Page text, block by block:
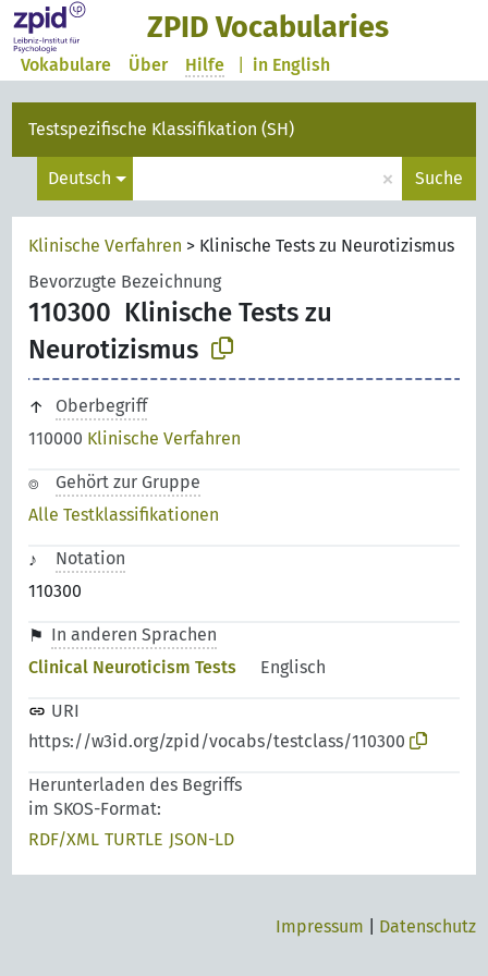
ZPID Vocabularies
in English
Vokabulare Über Hilfe
Testspezifische Klassifikation (SH)
Deutsch × Suche
Klinische Verfahren > Klinische Tests zu Neurotizismus
Bevorzugte Bezeichnung
110300 Klinische Tests zu
Neurotizismus
Oberbegriff
110000 Klinische Verfahren
Gehört zur Gruppe
Alle Testklassifikationen
Notation
110300
In anderen Sprachen
Clinical Neuroticism Tests
Englisch
URI
https://w3id.org/zpid/vocabs/testclass/110300
Herunterladen des Begriffs
im SKOS-Format:
RDF/XML TURTLE JSON-LD
Impressum Datenschutz